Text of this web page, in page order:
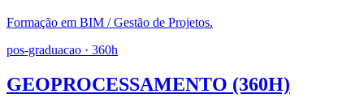
Formação em BIM / Gestão de Projetos.
pos-graduacao · 360h
GEOPROCESSAMENTO (360H)